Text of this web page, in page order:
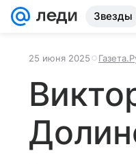
Звезды
25 июня 2025